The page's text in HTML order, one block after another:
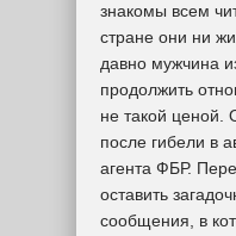
знакомы всем
стране они ни
давно мужчина
продолжить
не такой ценой.
после гибели в
агента ФБР.
оставить
сообщения, в